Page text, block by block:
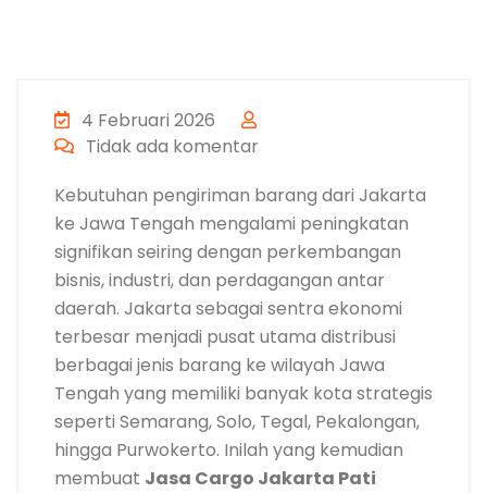
4 Februari 2026
Tidak ada komentar
Kebutuhan pengiriman barang dari Jakarta
ke Jawa Tengah mengalami peningkatan
signifikan seiring dengan perkembangan
bisnis, industri, dan perdagangan antar
daerah. Jakarta sebagai sentra ekonomi
terbesar menjadi pusat utama distribusi
berbagai jenis barang ke wilayah Jawa
Tengah yang memiliki banyak kota strategis
seperti Semarang, Solo, Tegal, Pekalongan,
hingga Purwokerto. Inilah yang kemudian
membuat Jasa Cargo Jakarta Pati